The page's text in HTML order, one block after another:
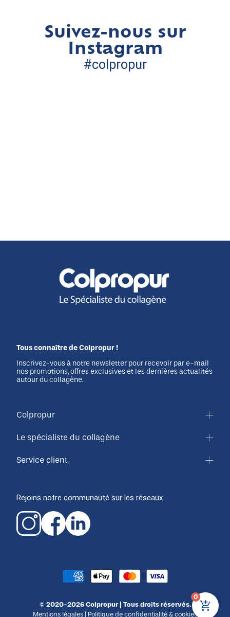
Suivez-nous sur
Instagram
#colpropur
Tous connaître de Colpropur !
Inscrivez-vous à notre newsletter pour recevoir par e-mail
nos promotions, offres exclusives et les dernières actualités
autour du collagène.
Colpropur
Le spécialiste du collagène
Service client
Rejoins notre communauté sur les réseaux
© 2020-2026 Colpropur | Tous droits réservés.
Mentions légales
Politique de confidentialité & cookies
0